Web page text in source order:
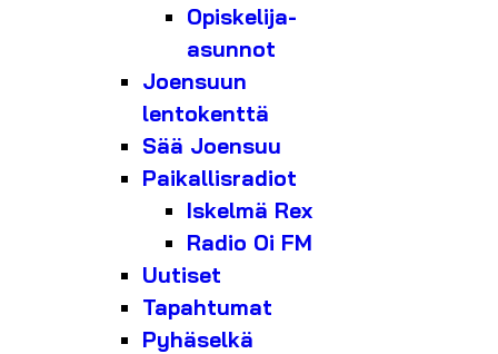
Opiskelija-
asunnot
Joensuun
lentokenttä
Sää Joensuu
Paikallisradiot
Iskelmä Rex
Radio Oi FM
Uutiset
Tapahtumat
Pyhäselkä